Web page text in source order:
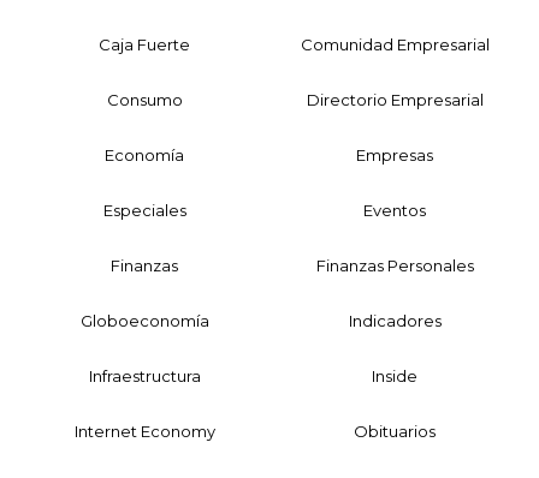
Caja Fuerte Comunidad Empresarial
Consumo Directorio Empresarial
Economía Empresas
Especiales Eventos
Finanzas Finanzas Personales
Globoeconomía Indicadores
Infraestructura Inside
Internet Economy Obituarios